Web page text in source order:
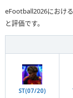
eFootball2026におけ
と評価です。
ST(07/20)